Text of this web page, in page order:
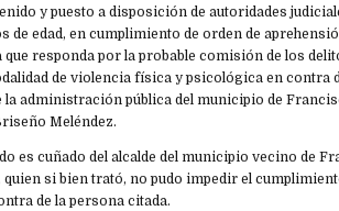
y puesto a disposición de autoridades
de edad, en cumplimiento de orden de
responda por la probable comisión de los
de violencia física y psicológica en contra
la administración pública del municipio de
Meléndez.
es cuñado del alcalde del municipio vecino de
si bien trató, no pudo impedir el
de la persona citada.